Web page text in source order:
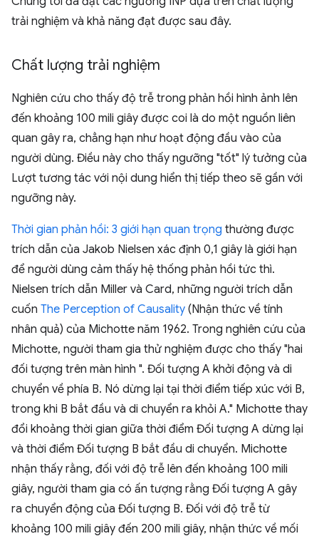
trải nghiệm và khả năng đạt được sau đây.
Chất lượng trải nghiệm
Nghiên cứu cho thấy độ trễ trong phản hồi hình ảnh lên
đến khoảng 100 mili giây được coi là do một nguồn liên
quan gây ra, chẳng hạn như hoạt động đầu vào của
người dùng. Điều này cho thấy ngưỡng "tốt" lý tưởng của
Lượt tương tác với nội dung hiển thị tiếp theo sẽ gần với
ngưỡng này.
Thời gian phản hồi: 3 giới hạn quan trọng thường được
trích dẫn của Jakob Nielsen xác định 0,1 giây là giới hạn
để người dùng cảm thấy hệ thống phản hồi tức thì.
Nielsen trích dẫn Miller và Card, những người trích dẫn
cuốn The Perception of Causality (Nhận thức về tính
nhân quả) của Michotte năm 1962. Trong nghiên cứu của
Michotte, người tham gia thử nghiệm được cho thấy "hai
đối tượng trên màn hình ". Đối tượng A khởi động và di
chuyển về phía B. Nó dừng lại tại thời điểm tiếp xúc với B,
trong khi B bắt đầu và di chuyển ra khỏi A." Michotte thay
đổi khoảng thời gian giữa thời điểm Đối tượng A dừng lại
và thời điểm Đối tượng B bắt đầu di chuyển. Michotte
nhận thấy rằng, đối với độ trễ lên đến khoảng 100 mili
giây, người tham gia có ấn tượng rằng Đối tượng A gây
ra chuyển động của Đối tượng B. Đối với độ trễ từ
khoảng 100 mili giây đến 200 mili giây, nhận thức về mối